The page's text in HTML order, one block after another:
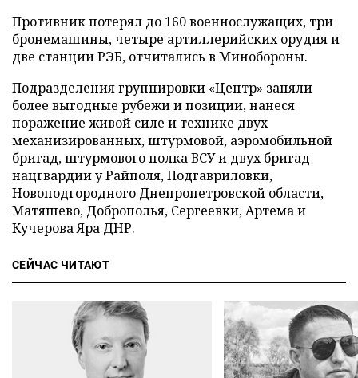
Противник потерял до 160 военнослужащих, три
бронемашины, четыре артиллерийских орудия и
две станции РЭБ, отчитались в Минобороны.
Подразделения группировки «Центр» заняли
более выгодные рубежи и позиции, нанеся
поражение живой силе и технике двух
механизированных, штурмовой, аэромобильной
бригад, штурмового полка ВСУ и двух бригад
нацгвардии у Райполя, Подгавриловки,
Новоподгородного Днепропетровской области,
Матяшево, Доброполья, Сергеевки, Артема и
Кучерова Яра ДНР.
СЕЙЧАС ЧИТАЮТ